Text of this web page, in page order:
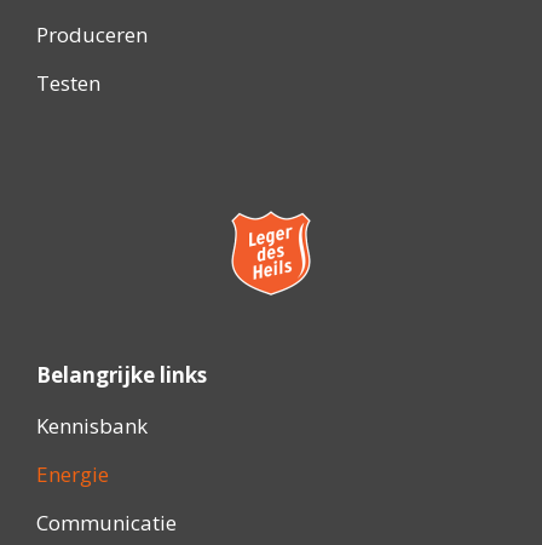
Produceren
Testen
Belangrijke links
Kennisbank
Energie
Communicatie